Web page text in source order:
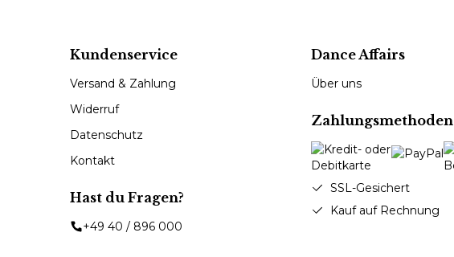
Kundenservice
Versand & Zahlung
Widerruf
Datenschutz
Kontakt
Hast du Fragen?
+49 40 / 896 000
Dance Affairs
Über uns
Zahlungsmethoden
SSL-Gesichert
Kauf auf Rechnung